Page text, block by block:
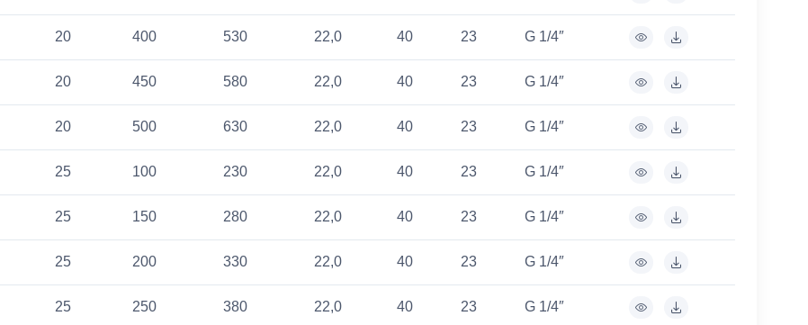
20 400 530 22,0 40 23 G 1/4″
20 450 580 22,0 40 23 G 1/4″
20 500 630 22,0 40 23 G 1/4″
25 100 230 22,0 40 23 G 1/4″
25 150 280 22,0 40 23 G 1/4″
25 200 330 22,0 40 23 G 1/4″
25 250 380 22,0 40 23 G 1/4″